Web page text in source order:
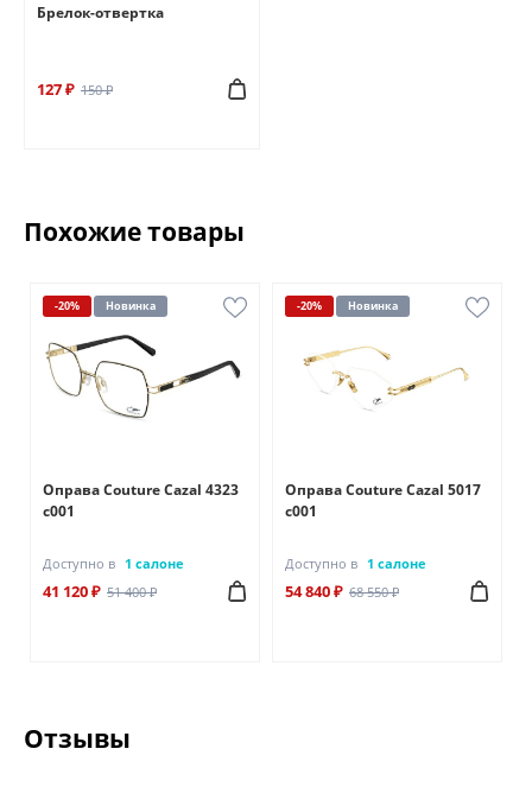
Брелок-отвертка
127 ₽ 150 ₽
Похожие товары
-20% Новинка
Оправа Couture Cazal 4323
c001
Доступно в 1 салоне
41 120 ₽ 51 400 ₽
-20% Новинка
Оправа Couture Cazal 5017
c001
Доступно в 1 салоне
54 840 ₽ 68 550 ₽
Отзывы